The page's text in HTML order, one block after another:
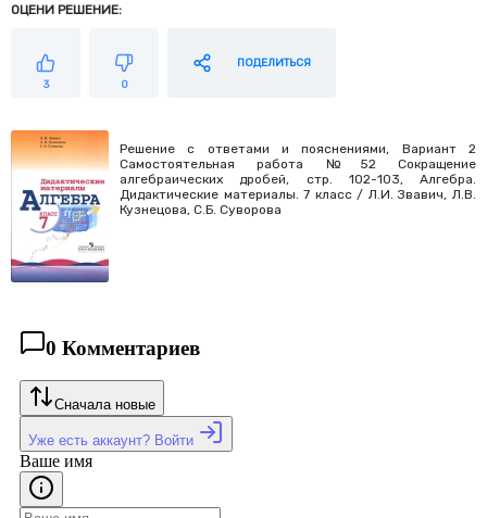
ОЦЕНИ РЕШЕНИЕ:
3 0
ПОДЕЛИТЬСЯ
Решение с ответами и пояснениями, Вариант 2
Самостоятельная работа №52 Сокращение
алгебраических дробей, стр. 102-103, Алгебра.
Дидактические материалы. 7 класс / Л.И. Звавич, Л.В.
Кузнецова, С.Б. Суворова